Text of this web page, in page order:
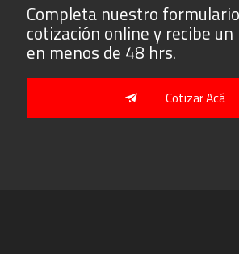
Completa nuestro
cotización online y recibe
en menos de 48 hrs.
Cotizar Acá